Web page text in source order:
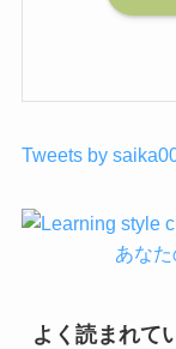
Tweets by
あな
よく読まれて